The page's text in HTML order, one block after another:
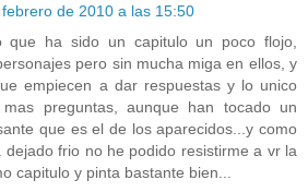
de 2010 a las 15:50
que ha sido un capitulo un poco flojo,
pero sin mucha miga en ellos, y
empiecen a dar respuestas y lo unico
preguntas, aunque han tocado un
que es el de los aparecidos...y como
dejado frio no he podido resistirme a vr la
capitulo y pinta bastante bien...